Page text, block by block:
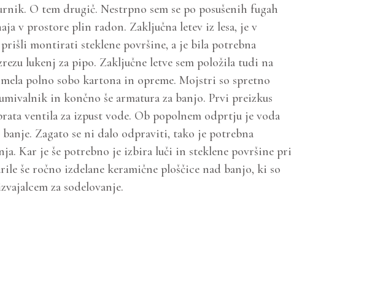
O tem drugič. Nestrpno sem se po posušenih fugah
v prostore plin radon. Zaključna letev iz lesa, je v
montirati steklene površine, a je bila potrebna
lukenj za pipo. Zaključne letve sem položila tudi na
polno sobo kartona in opreme. Mojstri so spretno
in končno še armatura za banjo. Prvi preizkus
ventila za izpust vode. Ob popolnem odprtju je voda
Zagato se ni dalo odpraviti, tako je potrebna
Kar je še potrebno je izbira luči in steklene površine pri
še ročno izdelane keramične ploščice nad banjo, ki so
za sodelovanje.